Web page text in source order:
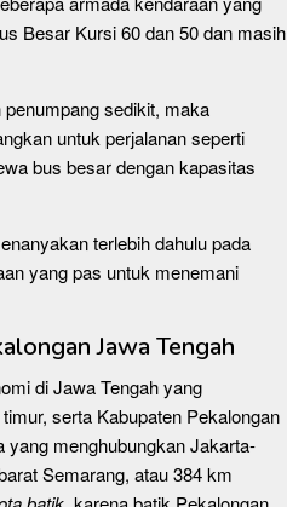
Besar Kursi 60 dan 50 dan masih
sedikit, maka
untuk perjalanan seperti
bus besar dengan kapasitas
terlebih dahulu pada
yang pas untuk menemani
Jawa Tengah
di Jawa Tengah yang
serta Kabupaten Pekalongan
yang menghubungkan Jakarta-
Semarang, atau 384 km